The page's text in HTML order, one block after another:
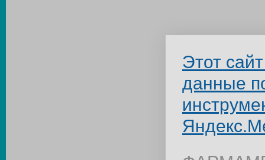
Этот
данные